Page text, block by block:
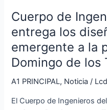
Cuerpo de
entrega los
emergente a la
Domingo de los
A1 PRINCIPAL, Noticia /
El Cuerpo de Ingenieros
Ingenieros
del
entrega
los
diseños
obra